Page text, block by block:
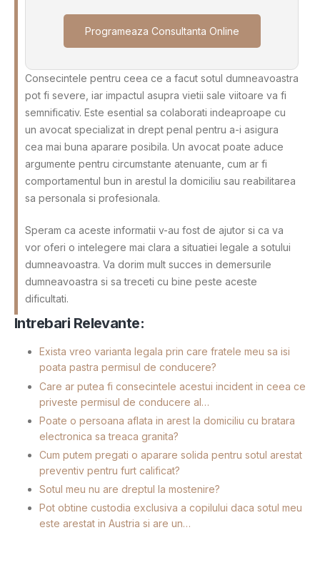
Programeaza Consultanta Online
Consecintele pentru ceea ce a facut sotul dumneavoastra
pot fi severe, iar impactul asupra vietii sale viitoare va fi
semnificativ. Este esential sa colaborati indeaproape cu
un avocat specializat in drept penal pentru a-i asigura
cea mai buna aparare posibila. Un avocat poate aduce
argumente pentru circumstante atenuante, cum ar fi
comportamentul bun in arestul la domiciliu sau reabilitarea
sa personala si profesionala.
Speram ca aceste informatii v-au fost de ajutor si ca va
vor oferi o intelegere mai clara a situatiei legale a sotului
dumneavoastra. Va dorim mult succes in demersurile
dumneavoastra si sa treceti cu bine peste aceste
dificultati.
Intrebari Relevante:
Exista vreo varianta legala prin care fratele meu sa isi
poata pastra permisul de conducere?
Care ar putea fi consecintele acestui incident in ceea ce
priveste permisul de conducere al…
Poate o persoana aflata in arest la domiciliu cu bratara
electronica sa treaca granita?
Cum putem pregati o aparare solida pentru sotul arestat
preventiv pentru furt calificat?
Sotul meu nu are dreptul la mostenire?
Pot obtine custodia exclusiva a copilului daca sotul meu
este arestat in Austria si are un…